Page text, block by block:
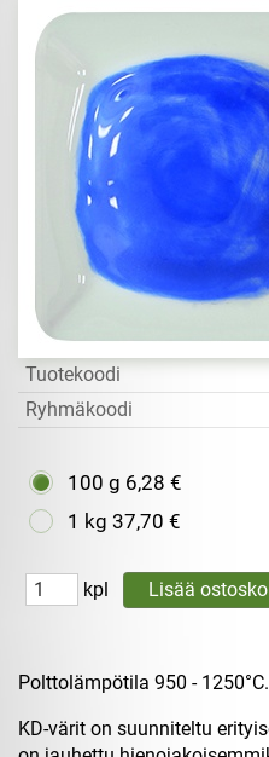
Tuotekoodi
Ryhmäkoodi
100 g 6,28 €
1 kg 37,70 €
kpl
Polttolämpötila 950 - 1250°C.
KD-värit on suunniteltu